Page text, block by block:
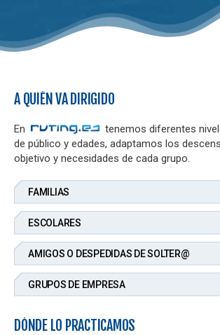
A QUIÉN VA DIRIGIDO
En
tenemos diferentes
de público y edades, adaptamos los
objetivo y necesidades de cada grupo.
FAMILIAS
ESCOLARES
AMIGOS O DESPEDIDAS DE SOLTER@
GRUPOS DE EMPRESA
DÓNDE LO PRACTICAMOS